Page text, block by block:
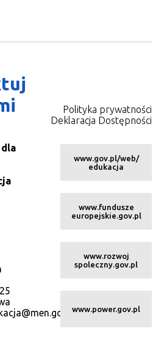
dla
Polityka prywatności
Deklaracja Dostępności
www.gov.pl/web/
edukacja
www.fundusze
europejskie.gov.pl
www.rozwoj
spoleczny.gov.pl
www.power.gov.pl